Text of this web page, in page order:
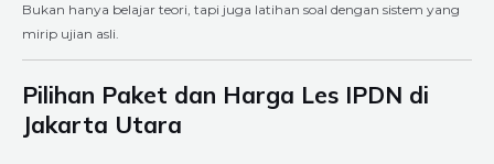
Bukan hanya belajar teori, tapi juga latihan soal dengan sistem yang
mirip ujian asli.
Pilihan Paket dan Harga Les IPDN di
Jakarta Utara